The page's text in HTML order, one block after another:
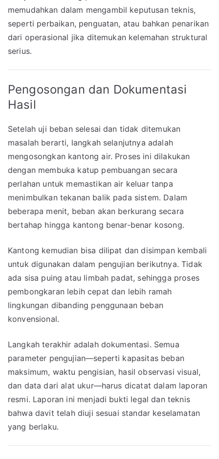
memudahkan dalam mengambil keputusan teknis,
seperti perbaikan, penguatan, atau bahkan penarikan
dari operasional jika ditemukan kelemahan struktural
serius.
Pengosongan dan Dokumentasi
Hasil
Setelah uji beban selesai dan tidak ditemukan
masalah berarti, langkah selanjutnya adalah
mengosongkan kantong air. Proses ini dilakukan
dengan membuka katup pembuangan secara
perlahan untuk memastikan air keluar tanpa
menimbulkan tekanan balik pada sistem. Dalam
beberapa menit, beban akan berkurang secara
bertahap hingga kantong benar-benar kosong.
Kantong kemudian bisa dilipat dan disimpan kembali
untuk digunakan dalam pengujian berikutnya. Tidak
ada sisa puing atau limbah padat, sehingga proses
pembongkaran lebih cepat dan lebih ramah
lingkungan dibanding penggunaan beban
konvensional.
Langkah terakhir adalah dokumentasi. Semua
parameter pengujian—seperti kapasitas beban
maksimum, waktu pengisian, hasil observasi visual,
dan data dari alat ukur—harus dicatat dalam laporan
resmi. Laporan ini menjadi bukti legal dan teknis
bahwa davit telah diuji sesuai standar keselamatan
yang berlaku.